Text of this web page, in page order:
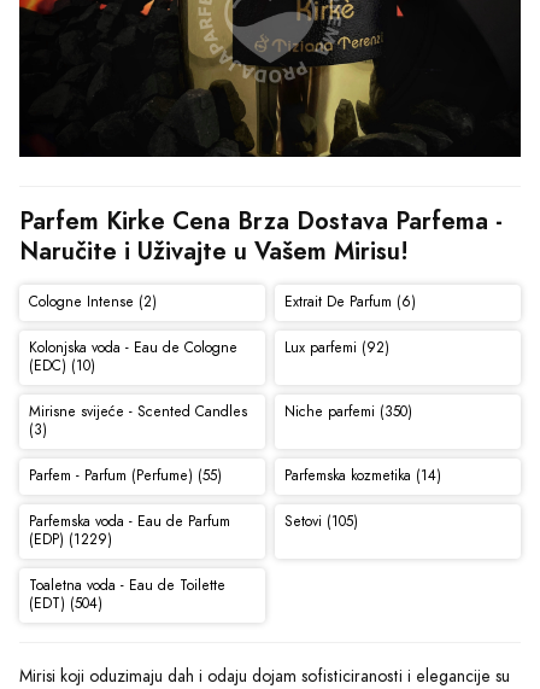
Parfem Kirke Cena Brza Dostava Parfema -
Naručite i Uživajte u Vašem Mirisu!
Cologne Intense (2) Extrait De Parfum (6)
Kolonjska voda - Eau de Cologne
(EDC) (10)
Lux parfemi (92)
Mirisne svijeće - Scented Candles
(3)
Niche parfemi (350)
Parfem - Parfum (Perfume) (55) Parfemska kozmetika (14)
Parfemska voda - Eau de Parfum
(EDP) (1229)
Setovi (105)
Toaletna voda - Eau de Toilette
(EDT) (504)
Mirisi koji oduzimaju dah i odaju dojam sofisticiranosti i elegancije su